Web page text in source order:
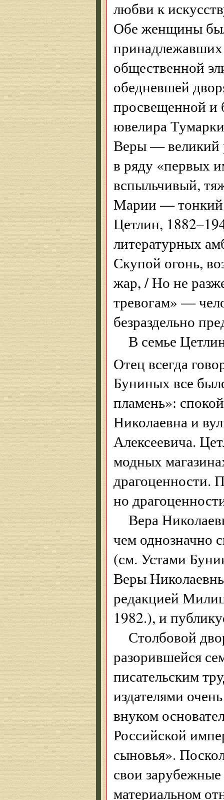
любви к
Обе женщины
принадлежавших
общественной
обедневшей
просвещенной и
ювелира
Веры — великий
в ряду «первых
вспыльчивый,
Марии —
Цетлин,
литературных
Скупой огонь,
жар, / Но не
тревогам» —
безраздельно
В семье
Отец всегда
Буниных все
пламень»:
Николаевна и
Алексеевича.
модных
драгоценности.
но
Вера
чем однозначно
(см. Устами
Веры
редакцией
1982.), и
Столбовой
разорившейся
писательским
издателями
внуком
Российской
сыновья».
свои
материальном